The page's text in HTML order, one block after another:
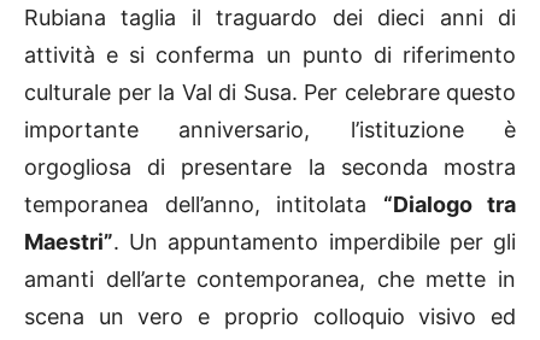
Rubiana taglia il traguardo dei dieci anni di
attività e si conferma un punto di riferimento
culturale per la Val di Susa. Per celebrare questo
importante anniversario, l’istituzione è
orgogliosa di presentare la seconda mostra
temporanea dell’anno, intitolata “Dialogo tra
Maestri”. Un appuntamento imperdibile per gli
amanti dell’arte contemporanea, che mette in
scena un vero e proprio colloquio visivo ed